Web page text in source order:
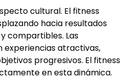
cultural. El fitness
hacia resultados
compartibles. Las
experiencias atractivas,
progresivos. El fitness
en esta dinámica.